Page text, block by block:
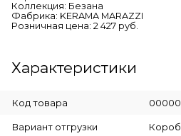
Коллекция: Безана
Фабрика: KERAMA MARAZZI
Розничная цена: 2 427 руб.
Характеристики
Код товара
Вариант отгрузки